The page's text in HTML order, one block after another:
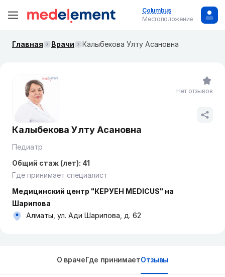
Columbus
Местоположение
Главная Врачи Калыбекова Улту Асановна
Калыбекова Улту Асановна
Педиатр
Общий стаж (лет): 41
Где принимает специалист
Медицинский центр "КЕРУЕН MEDICUS" на
Шарипова
Алматы, ул. Ади Шарипова, д. 62
Нет отзывов
О врачеГде принимаетОтзывы